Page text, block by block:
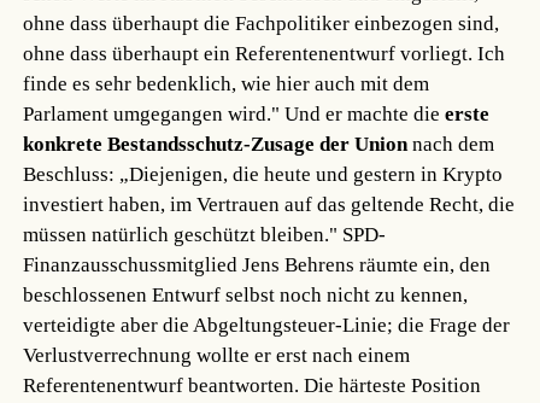
ohne dass überhaupt die Fachpolitiker einbezogen sind,
ohne dass überhaupt ein Referentenentwurf vorliegt. Ich
finde es sehr bedenklich, wie hier auch mit dem
Parlament umgegangen wird." Und er machte dieerste
konkrete Bestandsschutz-Zusage der Unionnach dem
Beschluss: „Diejenigen, die heute und gestern in Krypto
investiert haben, im Vertrauen auf das geltende Recht, die
müssen natürlich geschützt bleiben." SPD-
Finanzausschussmitglied Jens Behrens räumte ein, den
beschlossenen Entwurf selbst noch nicht zu kennen,
verteidigte aber die Abgeltungsteuer-Linie; die Frage der
Verlustverrechnung wollte er erst nach einem
Referentenentwurf beantworten. Die härteste Position